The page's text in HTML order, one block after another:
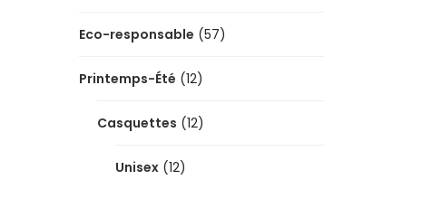
Eco-responsable (57)
Printemps-Été (12)
Casquettes (12)
Unisex (12)